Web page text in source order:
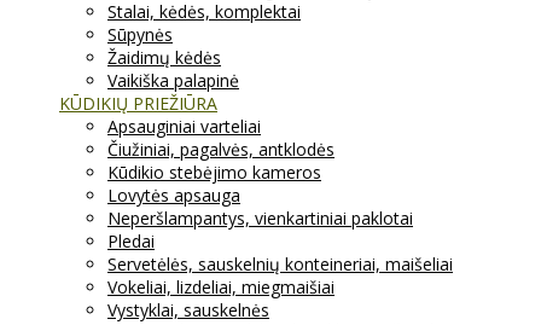
Stalai, kėdės, komplektai
Sūpynės
Žaidimų kėdės
Vaikiška palapinė
KŪDIKIŲ PRIEŽIŪRA
Apsauginiai varteliai
Čiužiniai, pagalvės, antklodės
Kūdikio stebėjimo kameros
Lovytės apsauga
Neperšlampantys, vienkartiniai paklotai
Pledai
Servetėlės, sauskelnių konteineriai, maišeliai
Vokeliai, lizdeliai, miegmaišiai
Vystyklai, sauskelnės